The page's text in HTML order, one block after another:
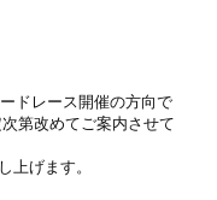
ドレース開催の方向で
第改めてご案内させて
上げます。